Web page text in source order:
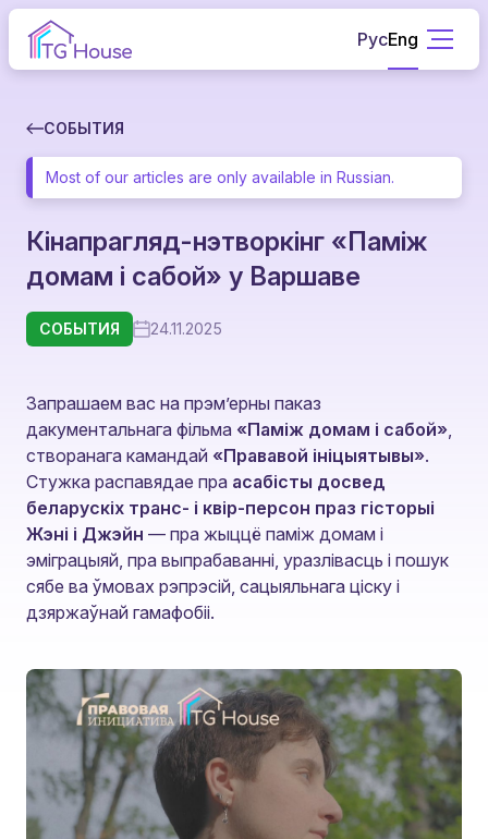
РусEng
СОБЫТИЯ
Most of our articles are only available in Russian.
Кінапрагляд-нэтворкінг «Паміж
домам і сабой» у Варшаве
СОБЫТИЯ 24.11.2025
Запрашаем вас на прэм’ерны паказ
дакументальнага фільма «Паміж домам і сабой»,
створанага камандай «Прававой ініцыятывы».
Стужка распавядае пра асабісты досвед
беларускіх транс- і квір-персон праз гісторыі
Жэні і Джэйн — пра жыццё паміж домам і
эміграцыяй, пра выпрабаванні, уразлівасць і пошук
сябе ва ўмовах рэпрэсій, сацыяльнага ціску і
дзяржаўнай гамафобіі.